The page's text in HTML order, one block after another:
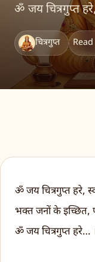
ॐ जय चित्रगुप्त
चित्रगुप्त
ॐ जय चित्रगुप्त हरे,
भक्त जनों के इच्छित,
ॐ जय चित्रगुप्त हरे…